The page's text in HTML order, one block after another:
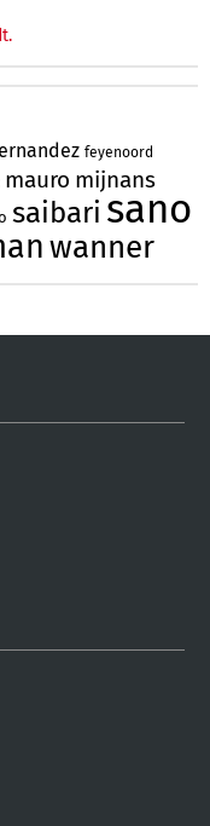
feyenoord
mauro mijnans
saibari sano
wanner